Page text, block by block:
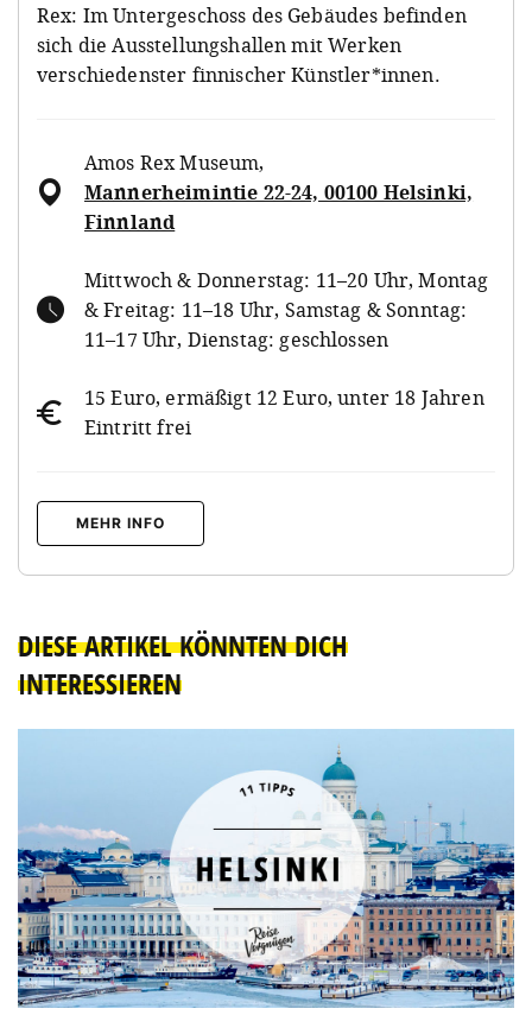
Rex: Im Untergeschoss des Gebäudes befinden
sich die Ausstellungshallen mit Werken
verschiedenster finnischer Künstler*innen.
Amos Rex Museum,
Mannerheimintie 22-24, 00100 Helsinki,
Finnland
Mittwoch & Donnerstag: 11–20 Uhr, Montag
& Freitag: 11–18 Uhr, Samstag & Sonntag:
11–17 Uhr, Dienstag: geschlossen
15 Euro, ermäßigt 12 Euro, unter 18 Jahren
Eintritt frei
MEHR INFO
DIESE ARTIKEL KÖNNTEN DICH
INTERESSIEREN